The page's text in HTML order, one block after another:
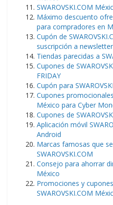
SWAROVSKI.COM
Máximo descuento
para compradores en
Cupón de
suscripción a newsletter
Tiendas parecidas a
Cupones de
FRIDAY
Cupón para
Cupones
México para Cyber
Cupones de
Aplicación móvil
Android
Marcas famosas que
SWAROVSKI.COM
Consejo para ahorrar
México
Promociones y
SWAROVSKI.COM